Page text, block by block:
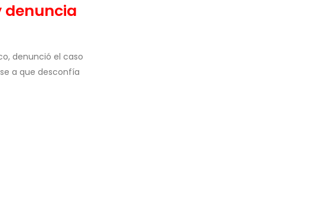
denuncia
denunció el caso
a que desconfía